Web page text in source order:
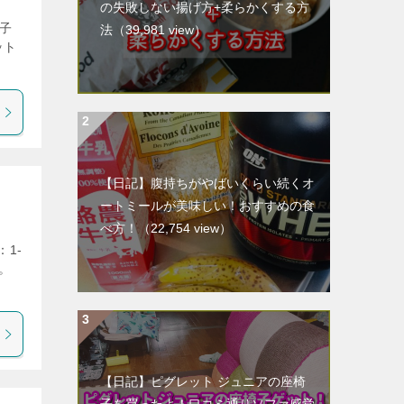
や
の失敗しない揚げ方+柔らかくする方
法 （39,981 view）
【日記】腹持ちがやばいくらい続くオ
ートミールが美味しい！おすすめの食
べ方！ （22,754 view）
【日記】ピグレット ジュニアの座椅